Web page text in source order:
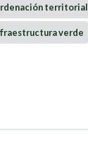
territorial
verde